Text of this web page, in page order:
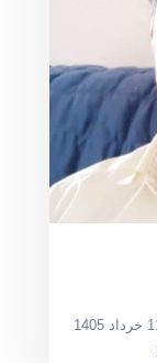
11 خرداد 1405 پیام محمد نیکبخت از زندان 11 خرداد 1405